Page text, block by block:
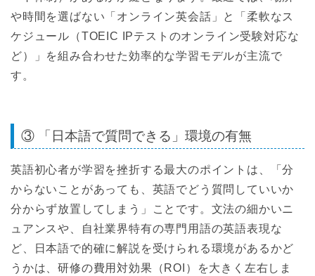
や時間を選ばない「オンライン英会話」と「柔軟なス
ケジュール（TOEIC IPテストのオンライン受験対応な
ど）」を組み合わせた効率的な学習モデルが主流で
す。
③ 「日本語で質問できる」環境の有無
英語初心者が学習を挫折する最大のポイントは、「分
からないことがあっても、英語でどう質問していいか
分からず放置してしまう」ことです。文法の細かいニ
ュアンスや、自社業界特有の専門用語の英語表現な
ど、日本語で的確に解説を受けられる環境があるかど
うかは、研修の費用対効果（ROI）を大きく左右しま